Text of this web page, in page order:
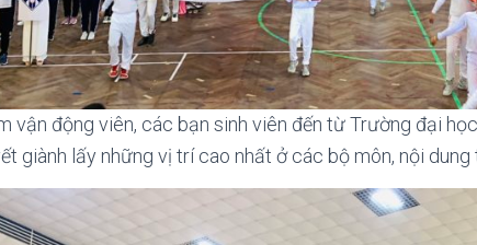
vận động viên, các bạn sinh viên đến từ Trường đại
giành lấy những vị trí cao nhất ở các bộ môn, nội dung